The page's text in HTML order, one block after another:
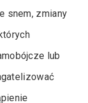
snem, zmiany
lub